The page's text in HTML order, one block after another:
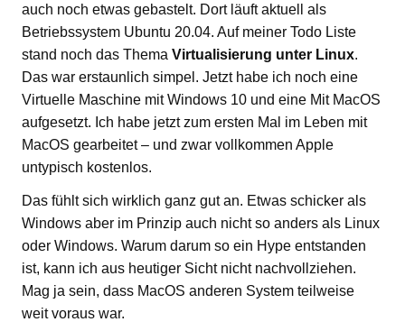
auch noch etwas gebastelt. Dort läuft aktuell als
Betriebssystem Ubuntu 20.04. Auf meiner Todo Liste
stand noch das Thema Virtualisierung unter Linux.
Das war erstaunlich simpel. Jetzt habe ich noch eine
Virtuelle Maschine mit Windows 10 und eine Mit MacOS
aufgesetzt. Ich habe jetzt zum ersten Mal im Leben mit
MacOS gearbeitet – und zwar vollkommen Apple
untypisch kostenlos.
Das fühlt sich wirklich ganz gut an. Etwas schicker als
Windows aber im Prinzip auch nicht so anders als Linux
oder Windows. Warum darum so ein Hype entstanden
ist, kann ich aus heutiger Sicht nicht nachvollziehen.
Mag ja sein, dass MacOS anderen System teilweise
weit voraus war.